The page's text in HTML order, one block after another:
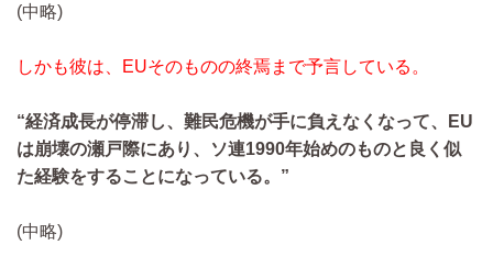
(中略)
しかも彼は、EUそのものの終焉まで予言している。
“経済成長が停滞し、難民危機が手に負えなくなって、EU
は崩壊の瀬戸際にあり、ソ連1990年始めのものと良く似
た経験をすることになっている。”
(中略)